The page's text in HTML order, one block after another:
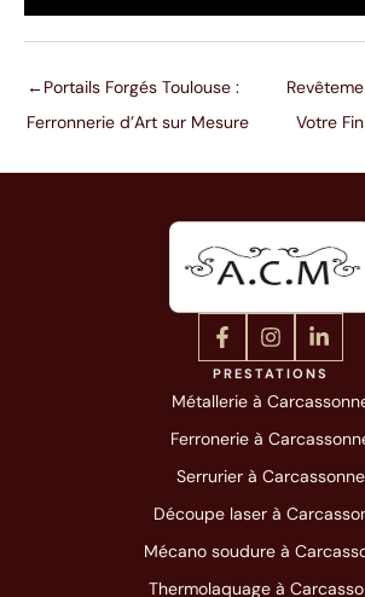
←Portails Forgés Toulouse :
Ferronnerie d’Art sur Mesure
Votre
PRESTATIONS
Métallerie à
Ferronerie à
Serrurier à Carcassonne
Découpe laser à
Mécano soudure à
Thermolaquage à